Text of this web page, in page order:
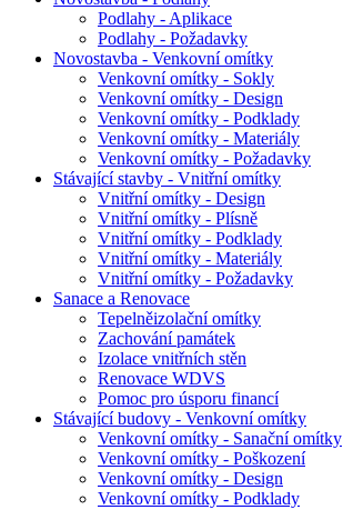
Podlahy - Aplikace
Podlahy - Požadavky
Novostavba - Venkovní omítky
Venkovní omítky - Sokly
Venkovní omítky - Design
Venkovní omítky - Podklady
Venkovní omítky - Materiály
Venkovní omítky - Požadavky
Stávající stavby - Vnitřní omítky
Vnitřní omítky - Design
Vnitřní omítky - Plísně
Vnitřní omítky - Podklady
Vnitřní omítky - Materiály
Vnitřní omítky - Požadavky
Sanace a Renovace
Tepelněizolační omítky
Zachování památek
Izolace vnitřních stěn
Renovace WDVS
Pomoc pro úsporu financí
Stávající budovy - Venkovní omítky
Venkovní omítky - Sanační omítky
Venkovní omítky - Poškození
Venkovní omítky - Design
Venkovní omítky - Podklady